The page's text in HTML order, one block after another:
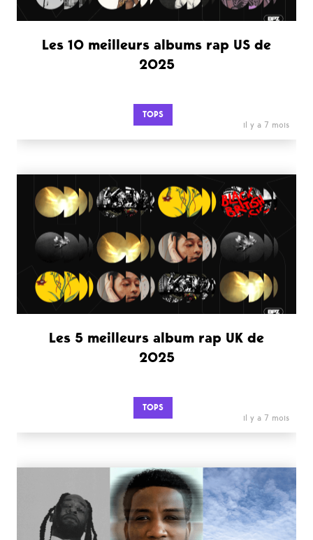
Les 10 meilleurs albums rap US de
2025
TOPS
il y a 7 mois
Les 5 meilleurs album rap UK de
2025
TOPS
il y a 7 mois